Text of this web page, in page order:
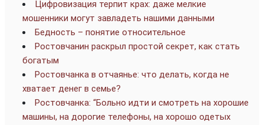
Цифровизация терпит крах: даже мелкие
мошенники могут завладеть нашими данными
Бедность – понятие относительное
Ростовчанин раскрыл простой секрет, как стать
богатым
Ростовчанка в отчаянье: что делать, когда не
хватает денег в семье?
Ростовчанка: “Больно идти и смотреть на хорошие
машины, на дорогие телефоны, на хорошо одетых